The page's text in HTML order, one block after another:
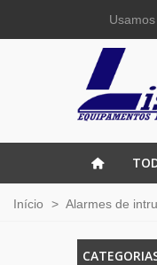
Início > Alarmes de